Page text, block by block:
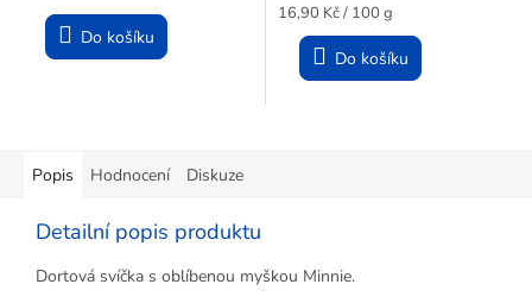
Do košíku
Měrná
cena:
16,90 Kč / 100 g
Do košíku
Popis Hodnocení Diskuze
Detailní popis produktu
Dortová svíčka s oblíbenou myškou Minnie.